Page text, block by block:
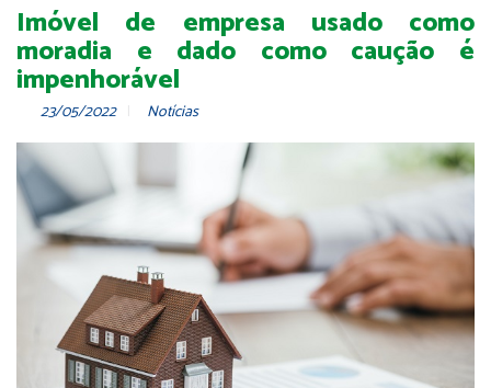
Imóvel de empresa usado como
moradia e dado como caução é
impenhorável
23/05/2022 Notícias